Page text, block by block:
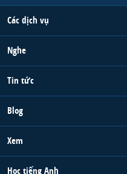
Các dịch vụ
Nghe
Tin tức
Blog
Xem
Học tiếng Anh